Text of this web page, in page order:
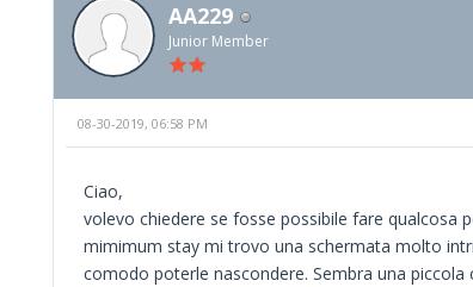
AA229
Junior Member
08-30-2019, 06:58 PM
Ciao,
volevo chiedere se fosse possibile fare qualcosa
mimimum stay mi trovo una schermata molto
comodo poterle nascondere. Sembra una